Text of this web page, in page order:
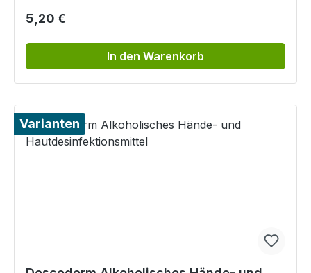
Regulärer Preis:
5,20 €
In den Warenkorb
Varianten